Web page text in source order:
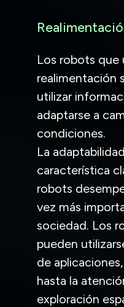
Los robots que
realimentación
utilizar
adaptarse a
condiciones.
La
característica
robots
vez más
sociedad. Los
pueden
de
hasta la
exploración